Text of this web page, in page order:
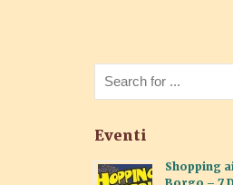
Eventi
Shopping